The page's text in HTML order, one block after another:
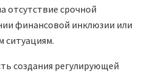
отсутствие срочной
финансовой инклюзии или
ситуациям.
создания регулирующей